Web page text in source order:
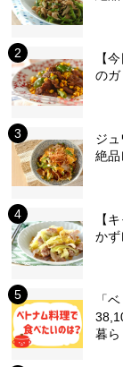
【
のガ
ジ
絶品
【
かず
「
暮ら